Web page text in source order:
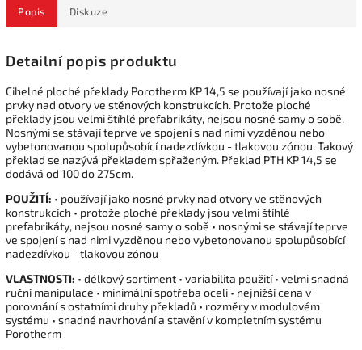
Popis Diskuze
Detailní popis produktu
Cihelné ploché překlady Porotherm KP 14,5 se používají jako nosné
prvky nad otvory ve stěnových konstrukcích. Protože ploché
překlady jsou velmi štíhlé prefabrikáty, nejsou nosné samy o sobě.
Nosnými se stávají teprve ve spojení s nad nimi vyzděnou nebo
vybetonovanou spolupůsobící nadezdívkou - tlakovou zónou. Takový
překlad se nazývá překladem spřaženým. Překlad PTH KP 14,5 se
dodává od 100 do 275cm.
POUŽITÍ: • používají jako nosné prvky nad otvory ve stěnových
konstrukcích • protože ploché překlady jsou velmi štíhlé
prefabrikáty, nejsou nosné samy o sobě • nosnými se stávají teprve
ve spojení s nad nimi vyzděnou nebo vybetonovanou spolupůsobící
nadezdívkou - tlakovou zónou
VLASTNOSTI: • délkový sortiment • variabilita použití • velmi snadná
ruční manipulace • minimální spotřeba oceli • nejnižší cena v
porovnání s ostatními druhy překladů • rozměry v modulovém
systému • snadné navrhování a stavění v kompletním systému
Porotherm